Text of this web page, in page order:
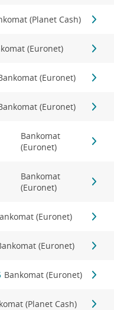
(Planet Cash)
(Euronet)
(Euronet)
(Euronet)
Bankomat
(Euronet)
Bankomat
(Euronet)
(Euronet)
(Euronet)
Bankomat (Euronet)
(Planet Cash)